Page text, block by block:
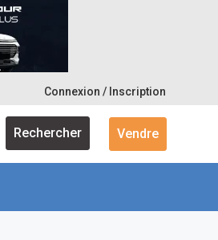
Connexion / Inscription
Rechercher Vendre